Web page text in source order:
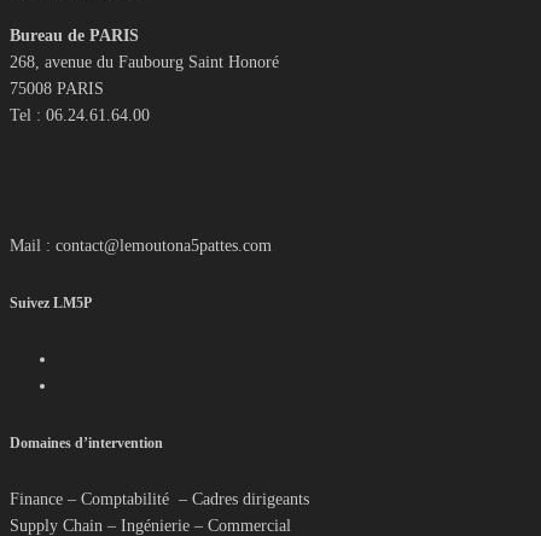
Bureau de PARIS
268, avenue du Faubourg Saint Honoré
75008 PARIS
Tel : 06.24.61.64.00
Mail : contact@lemoutona5pattes.com
Suivez LM5P
Domaines d’intervention
Finance – Comptabilité – Cadres dirigeants
Supply Chain – Ingénierie – Commercial